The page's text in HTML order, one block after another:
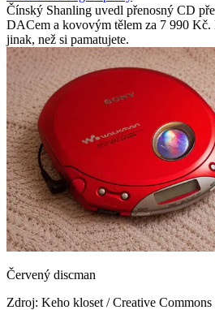
Čínský Shanling uvedl přenosný CD
DACem a kovovým tělem za 7 990 Kč.
jinak, než si pamatujete.
Červený discman
Zdroj: Keho kloset / Creative